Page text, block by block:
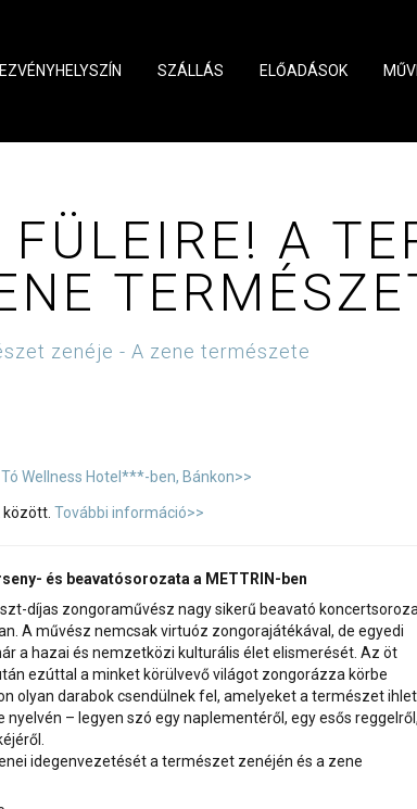
SZÁLLÁS ELŐADÁSOK
A
zenéje - A zene természete
Wellness Hotel***-ben, Bánkon>>
között. További információ>>
és beavatósorozata a METTRIN-ben
díjas zongoraművész nagy sikerű beavató
A művész nemcsak virtuóz zongorajátékával, de egyedi
a hazai és nemzetközi kulturális élet elismerését. Az öt
ezúttal a minket körülvevő világot zongorázza körbe
olyan darabok csendülnek fel, amelyeket a természet
– legyen szó egy naplementéről, egy esős
idegenvezetését a természet zenéjén és a zene